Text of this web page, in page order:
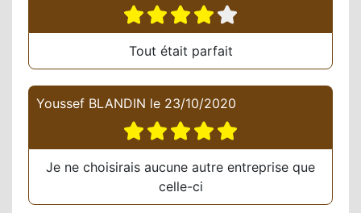
Tout était parfait
Youssef BLANDIN le 23/10/2020
Je ne choisirais aucune autre entreprise que
celle-ci